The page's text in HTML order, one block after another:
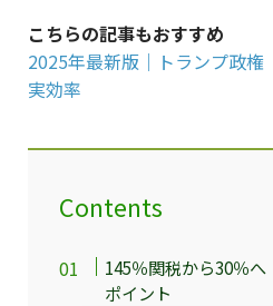
こちらの記事もおすすめ
2025年最新版｜トランプ政権
実効率
Contents
145％関税から30％
ポイント